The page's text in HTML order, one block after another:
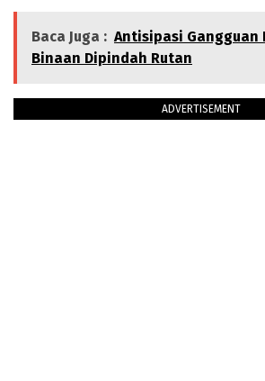
Baca Juga : Antisipasi Gangguan
Binaan Dipindah Rutan
ADVERTISEMENT